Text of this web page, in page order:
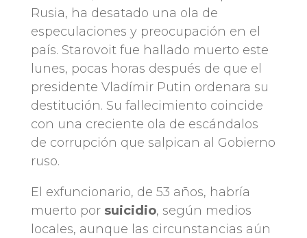
Rusia, ha desatado una ola de
especulaciones y preocupación en el
país. Starovoit fue hallado muerto este
lunes, pocas horas después de que el
presidente Vladímir Putin ordenara su
destitución. Su fallecimiento coincide
con una creciente ola de escándalos
de corrupción que salpican al Gobierno
ruso.
El exfuncionario, de 53 años, habría
muerto por suicidio, según medios
locales, aunque las circunstancias aún